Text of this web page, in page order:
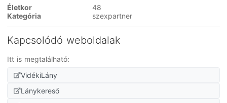
Életkor
48
Kategória
szexpartner
Kapcsolódó weboldalak
Itt is megtalálható:
VidékiLány
Lánykereső